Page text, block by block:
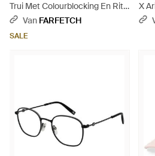
Trui Met Colourblocking En Rits
- Rood
Van FARFETCH
SALE
X